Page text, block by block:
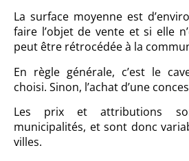
La surface moyenne est
faire l’objet de vente et si elle
peut être rétrocédée à la
En règle générale, c’est le
choisi. Sinon, l’achat d’une
Les prix et attributions
municipalités, et sont donc
villes.